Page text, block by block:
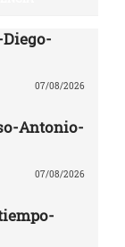
07/08/2026
Antonio-
07/08/2026